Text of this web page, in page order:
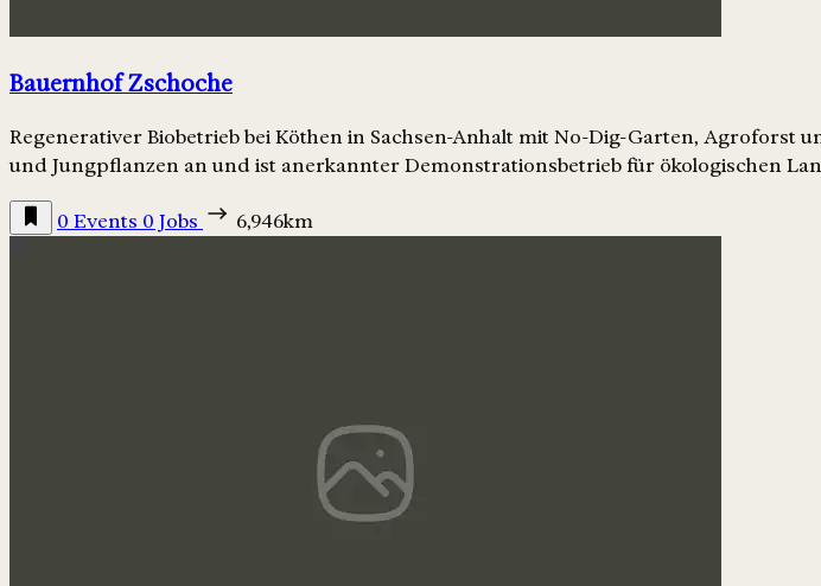
Bauernhof Zschoche
Regenerativer Biobetrieb bei Köthen in Sachsen-Anhalt mit No-Dig-Garten, Agroforst
und Jungpflanzen an und ist anerkannter Demonstrationsbetrieb für ökologischen
0 Events 0 Jobs 6,946km